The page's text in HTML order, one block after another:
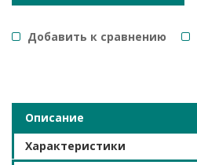
Добавить к сравнению
Описание
Характеристики